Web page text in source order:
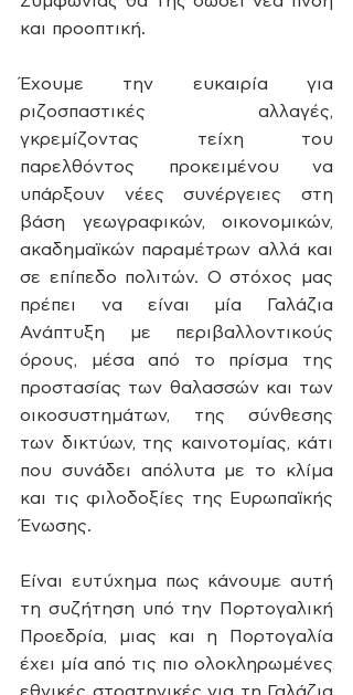
και προοπτική.
Έχουμε την ευκαιρία για
ριζοσπαστικές αλλαγές,
γκρεμίζοντας τείχη του
παρελθόντος προκειμένου να
υπάρξουν νέες συνέργειες στη
βάση γεωγραφικών, οικονομικών,
ακαδημαϊκών παραμέτρων αλλά και
σε επίπεδο πολιτών. Ο στόχος μας
πρέπει να είναι μία Γαλάζια
Ανάπτυξη με περιβαλλοντικούς
όρους, μέσα από το πρίσμα της
προστασίας των θαλασσών και των
οικοσυστημάτων, της σύνθεσης
των δικτύων, της καινοτομίας, κάτι
που συνάδει απόλυτα με το κλίμα
και τις φιλοδοξίες της Ευρωπαϊκής
Ένωσης.
Είναι ευτύχημα πως κάνουμε αυτή
τη συζήτηση υπό την Πορτογαλική
Προεδρία, μιας και η Πορτογαλία
έχει μία από τις πιο ολοκληρωμένες
εθνικές στρατηγικές για τη Γαλάζια